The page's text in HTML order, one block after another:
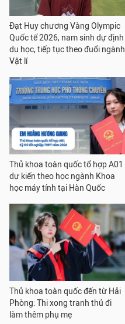
Đạt Huy chương Vàng Olympic
Quốc tế 2026, nam sinh dự định
du học, tiếp tục theo đuổi ngành
Vật lí
Thủ khoa toàn quốc tổ hợp A01
dự kiến theo học ngành Khoa
học máy tính tại Hàn Quốc
Thủ khoa toàn quốc đến từ Hải
Phòng: Thi xong tranh thủ đi
làm thêm phụ mẹ